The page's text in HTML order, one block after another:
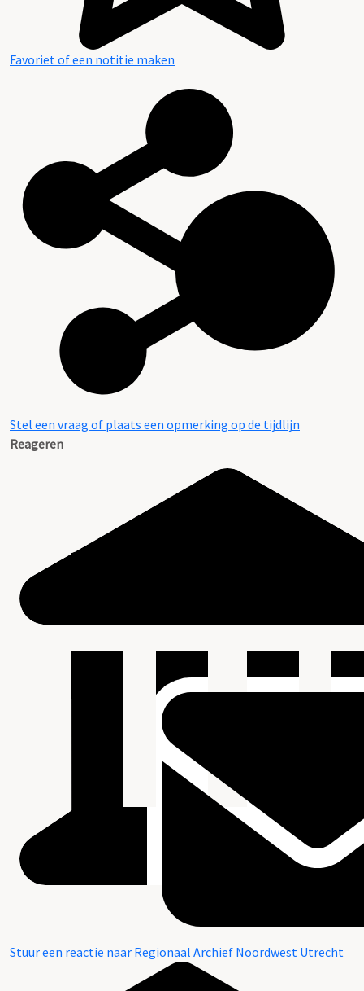
Favoriet of een notitie maken
Stel een vraag of plaats een opmerking op de tijdlijn
Reageren
Stuur een reactie naar Regionaal Archief Noordwest Utrecht